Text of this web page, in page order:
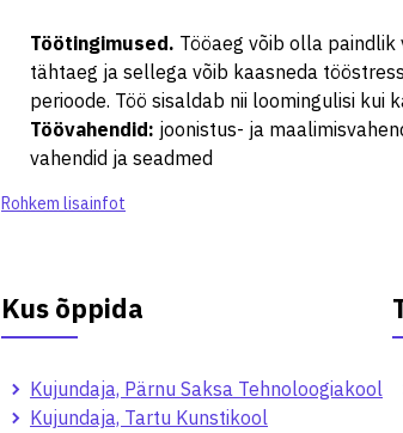
Töötingimused. Tööaeg võib olla
tähtaeg ja sellega võib kaasneda
perioode. Töö sisaldab nii loomingulisi kui
Töövahendid: joonistus- ja
vahendid ja seadmed
Rohkem lisainfot
Kus õppida
Kujundaja, Pärnu Saksa Tehnoloogiakool
Kujundaja, Tartu Kunstikool